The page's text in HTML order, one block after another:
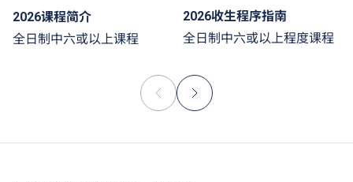
2026课程简介
全日制中六或以上课程
2026收生程序指南
全日制中六或以上程度课程